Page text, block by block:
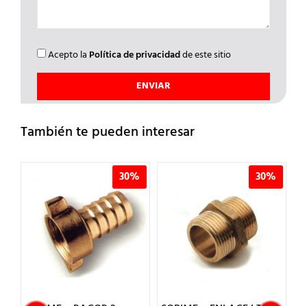
Acepto la Política de privacidadde este sitio
También te pueden interesar
30% 30%